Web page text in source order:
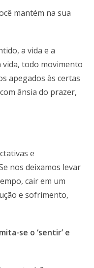
mantém na sua
a vida e a
vida, todo movimento
apegados às certas
ânsia do prazer,
e
nos deixamos levar
cair em um
e sofrimento,
se o ‘sentir’ e